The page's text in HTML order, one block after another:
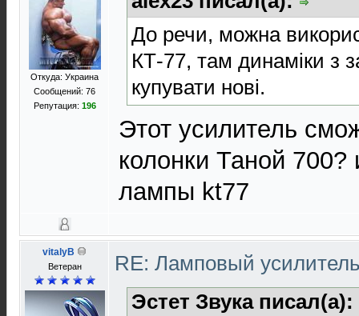
Откуда: Украина
Сообщений: 76
Репутация: 196
До речи, можна
КТ-77, там динаміки з
купувати нові.
Этот усилитель
колонки Таной
лампы kt77
vitalyB
Ветеран
RE: Ламповый
Эстет Звука писал(а):